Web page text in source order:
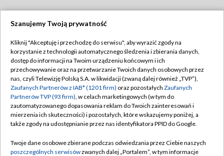
TVP
Abonament TVP
Emisja w TVP
Centrum informacji TVP
Naziemna Telewizja Cyfrowa
Rada Programowa
Regulamin TVP
Polityka prywatności
Moje zgody
Pomoc
Kontakt
Szanujemy Twoją prywatność
Kliknij "Akceptuję i przechodzę do serwisu", aby wyrazić zgody na
korzystanie z technologii automatycznego śledzenia i zbierania danych,
dostęp do informacji na Twoim urządzeniu końcowym i ich
przechowywanie oraz na przetwarzanie Twoich danych osobowych przez
nas, czyli Telewizję Polską S.A. w likwidacji (zwaną dalej również „TVP”),
Zaufanych Partnerów z IAB* (1201 firm) oraz pozostałych Zaufanych
Partnerów TVP (93 firm), w celach marketingowych (w tym do
zautomatyzowanego dopasowania reklam do Twoich zainteresowań i
mierzenia ich skuteczności) i pozostałych, które wskazujemy poniżej, a
także zgody na udostępnianie przez nas identyfikatora PPID do Google.
Twoje dane osobowe zbierane podczas odwiedzania przez Ciebie naszych
poszczególnych serwisówzwanych dalej „Portalem”, w tym informacje